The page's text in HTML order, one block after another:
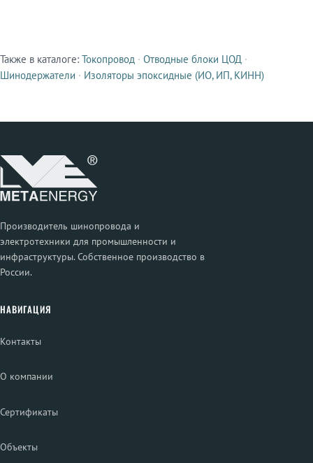
Смежные продукты
Также в каталоге: Токопровод · Отводные блоки ЦОД ·
Шинодержатели · Изоляторы эпоксидные (ИО, ИП, КИНН)
Производитель шинопровода и
электротехники для промышленности и
инфраструктуры. Собственное производство в
России.
НАВИГАЦИЯ
Контакты
О компании
Сертификаты
Объекты